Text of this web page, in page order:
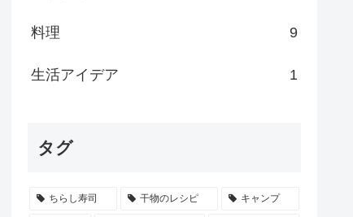
料理 9
生活アイデア 1
タグ
ちらし寿司 干物のレシピ キャンプ